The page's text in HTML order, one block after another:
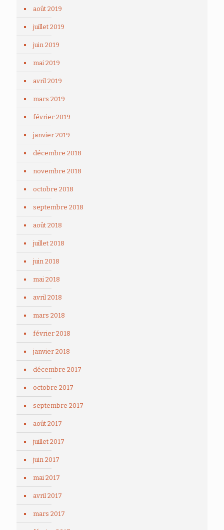
août 2019
juillet 2019
juin 2019
mai 2019
avril 2019
mars 2019
février 2019
janvier 2019
décembre 2018
novembre 2018
octobre 2018
septembre 2018
août 2018
juillet 2018
juin 2018
mai 2018
avril 2018
mars 2018
février 2018
janvier 2018
décembre 2017
octobre 2017
septembre 2017
août 2017
juillet 2017
juin 2017
mai 2017
avril 2017
mars 2017